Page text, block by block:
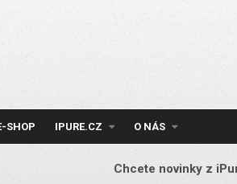
SHOP IPURE.CZ O NÁS
Chcete novinky z